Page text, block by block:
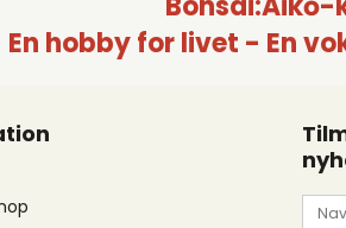
En hobby for livet - En